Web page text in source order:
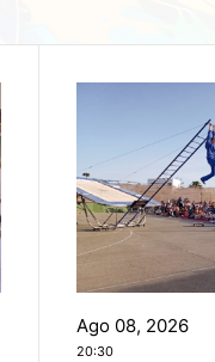
Ago 08, 2026
20:30